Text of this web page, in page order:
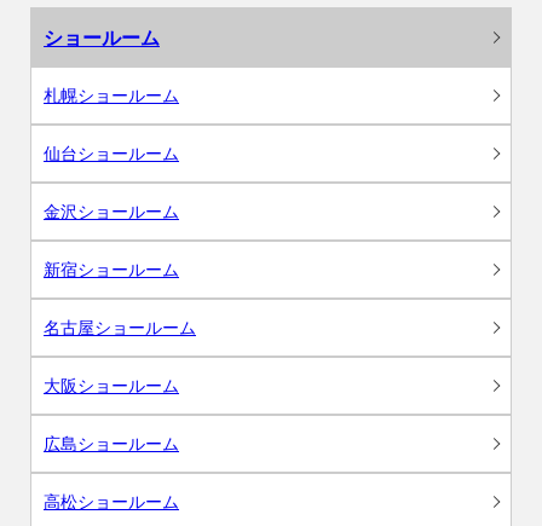
ショールーム
札幌ショールーム
仙台ショールーム
金沢ショールーム
新宿ショールーム
名古屋ショールーム
大阪ショールーム
広島ショールーム
高松ショールーム